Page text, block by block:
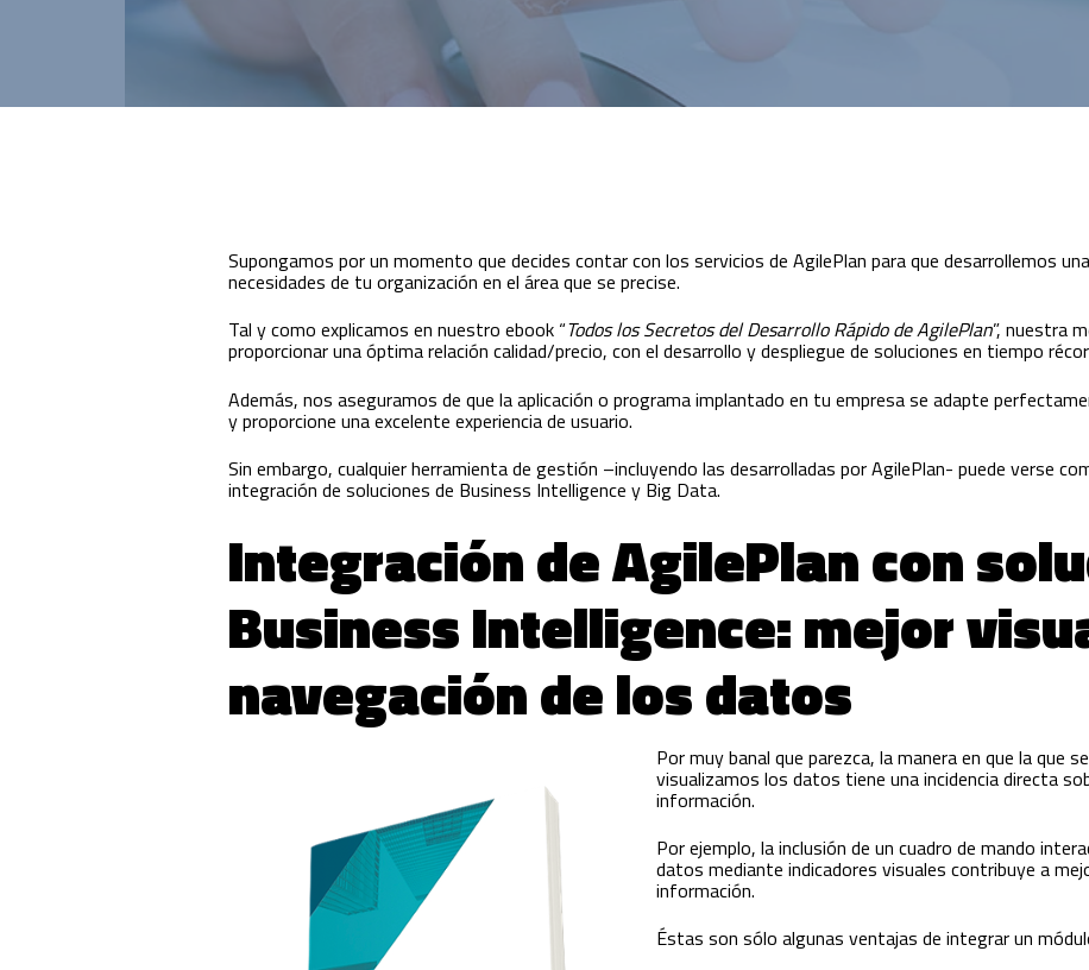
Supongamos por un momento que decides contar con los servicios de AgilePlan para que desarrollemos
necesidades de tu organización en el área que se precise.
Tal y como explicamos en nuestro ebook “Todos los Secretos del Desarrollo Rápido de AgilePlan”, nuestra
proporcionar una óptima relación calidad/precio, con el desarrollo y despliegue de soluciones en tiempo
Además, nos aseguramos de que la aplicación o programa implantado en tu empresa se adapte
y proporcione una excelente experiencia de usuario.
Sin embargo, cualquier herramienta de gestión –incluyendo las desarrolladas por AgilePlan- puede verse
integración de soluciones de Business Intelligence y Big Data.
Integración de AgilePlan con
Business Intelligence: mejor
navegación de los datos
Por muy banal que parezca, la manera en que la que
visualizamos los datos tiene una incidencia directa
información.
Por ejemplo, la inclusión de un cuadro de mando
datos mediante indicadores visuales contribuye a
información.
Éstas son sólo algunas ventajas de integrar un